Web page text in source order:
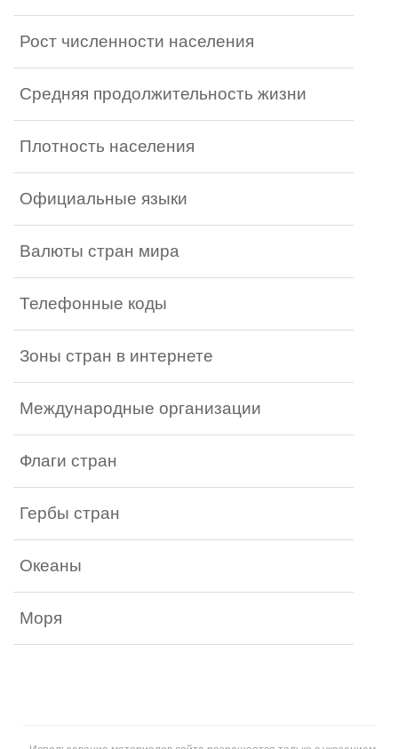
Рост численности населения
Средняя продолжительность жизни
Плотность населения
Официальные языки
Валюты стран мира
Телефонные коды
Зоны стран в интернете
Международные организации
Флаги стран
Гербы стран
Океаны
Моря